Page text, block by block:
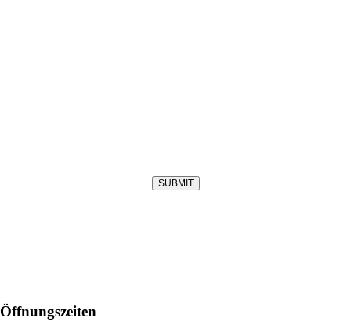
SUBMIT
Öffnungszeiten